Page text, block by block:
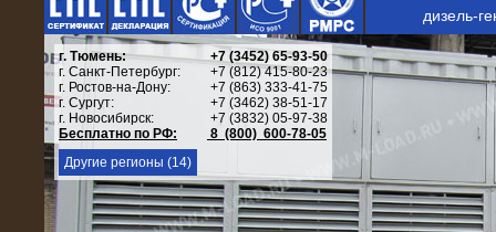
дизель-
г. Тюмень:
+7 (3452) 65-93-50
г. Санкт-Петербург:
+7 (812) 415-80-23
г. Ростов-на-Дону:
+7 (863) 333-41-75
г. Сургут:
+7 (3462) 38-51-17
г. Новосибирск:
+7 (3832) 05-97-38
Бесплатно по РФ:
8 (800) 600-78-05
Другие регионы (14)